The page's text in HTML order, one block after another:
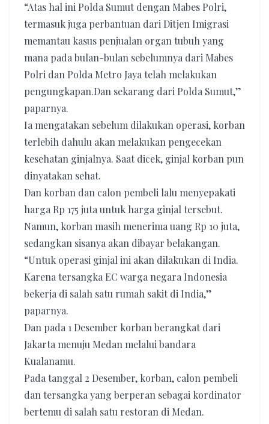
“Atas hal ini Polda Sumut dengan Mabes Polri,
termasuk juga perbantuan dari Ditjen Imigrasi
memantau kasus penjualan organ tubuh yang
mana pada bulan-bulan sebelumnya dari Mabes
Polri dan Polda Metro Jaya telah melakukan
pengungkapan.Dan sekarang dari Polda Sumut,”
paparnya.
Ia mengatakan sebelum dilakukan operasi, korban
terlebih dahulu akan melakukan pengecekan
kesehatan ginjalnya. Saat dicek, ginjal korban pun
dinyatakan sehat.
Dan korban dan calon pembeli lalu menyepakati
harga Rp 175 juta untuk harga ginjal tersebut.
Namun, korban masih menerima uang Rp 10 juta,
sedangkan sisanya akan dibayar belakangan.
“Untuk operasi ginjal ini akan dilakukan di India.
Karena tersangka EC warga negara Indonesia
bekerja di salah satu rumah sakit di India,”
paparnya.
Dan pada 1 Desember korban berangkat dari
Jakarta menuju Medan melalui bandara
Kualanamu.
Pada tanggal 2 Desember, korban, calon pembeli
dan tersangka yang berperan sebagai kordinator
bertemu di salah satu restoran di Medan.